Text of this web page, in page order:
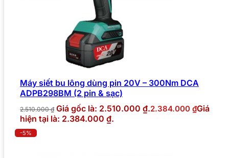
Máy siết bu lông dùng pin 20V – 300Nm DCA
ADPB298BM (2 pin & sạc)
2.510.000₫ Giá gốc là: 2.510.000 ₫.2.384.000 ₫Giá
hiện tại là: 2.384.000 ₫.
-5%